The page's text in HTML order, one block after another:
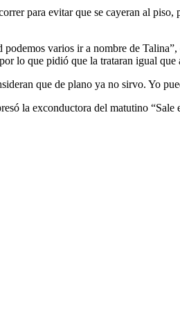
para evitar que se cayeran al
varios ir a nombre de
lo que pidió que la trataran igual que
que de plano ya no sirvo. Yo
la exconductora del matutino